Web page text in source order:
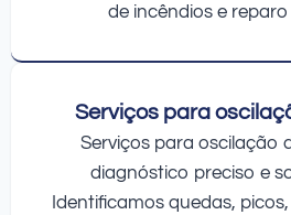
de incêndios e
Serviços para
Serviços para oscilação
diagnóstico preciso e
Identificamos quedas,